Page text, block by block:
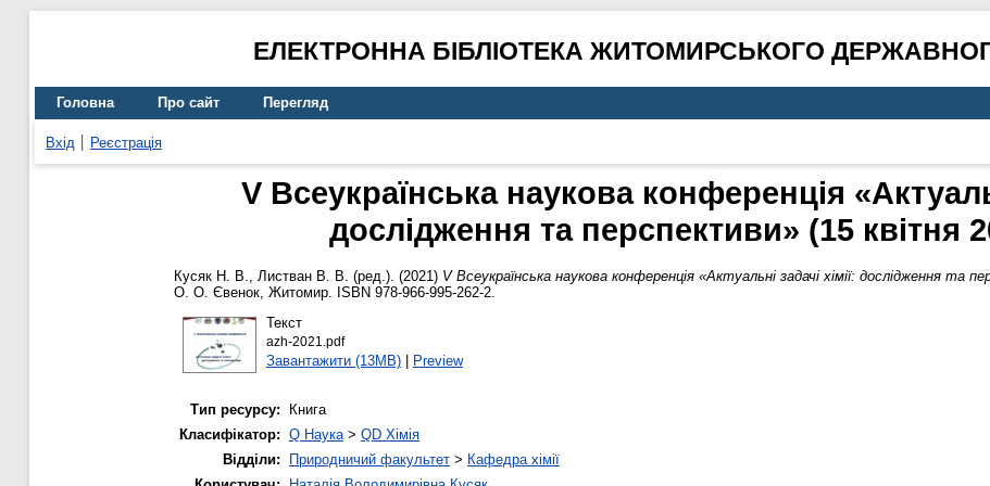
ЕЛЕКТРОННА БІБЛІОТЕКА ЖИТОМИРСЬКОГО
Головна Про сайт Перегляд
Вхід Реєстрація
V Всеукраїнська наукова конференція
дослідження та перспективи» (15 квітня
Кусяк Н. В., Листван В. В. (ред.). (2021) V Всеукраїнська наукова конференція «Актуальні задачі хімії: дослідження та
О. О. Євенок, Житомир. ISBN 978-966-995-262-2.
Текст
azh-2021.pdf
Завантажити (13MB)| Preview
Тип ресурсу:
Книга
Класифікатор: Q Наука> QD Хімія
Відділи:
Природничий факультет > Кафедра хімії